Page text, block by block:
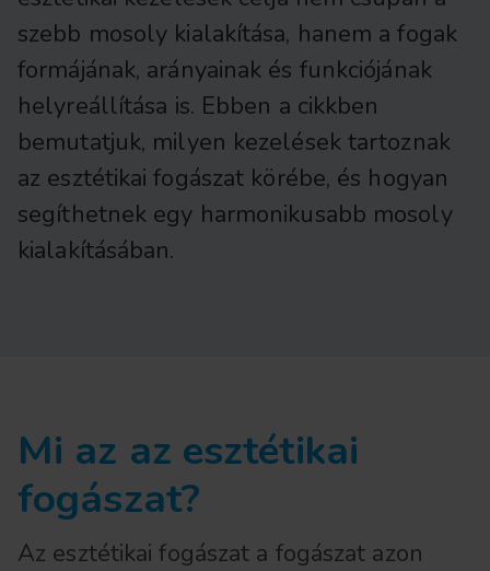
szebb mosoly kialakítása, hanem a fogak
formájának, arányainak és funkciójának
helyreállítása is. Ebben a cikkben
bemutatjuk, milyen kezelések tartoznak
az esztétikai fogászat körébe, és hogyan
segíthetnek egy harmonikusabb mosoly
kialakításában.
Mi az az esztétikai
fogászat?
Az esztétikai fogászat a fogászat azon